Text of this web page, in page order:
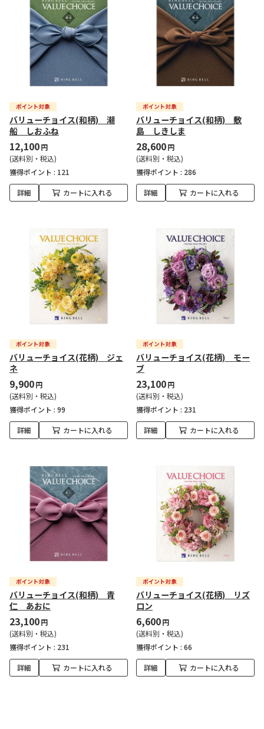
バリューチョイス(和柄) 潮
船 しおふね
12,100円
(送料別・税込)
獲得ポイント : 121
詳細 カートに入れる
バリューチョイス(和柄) 敷
島 しきしま
28,600円
(送料別・税込)
獲得ポイント : 286
詳細 カートに入れる
バリューチョイス(花柄) ジェ
ネ
9,900円
(送料別・税込)
獲得ポイント : 99
詳細 カートに入れる
バリューチョイス(花柄) モー
ブ
23,100円
(送料別・税込)
獲得ポイント : 231
詳細 カートに入れる
バリューチョイス(和柄) 青
仁 あおに
23,100円
(送料別・税込)
獲得ポイント : 231
詳細 カートに入れる
バリューチョイス(花柄) リズ
ロン
6,600円
(送料別・税込)
獲得ポイント : 66
詳細 カートに入れる